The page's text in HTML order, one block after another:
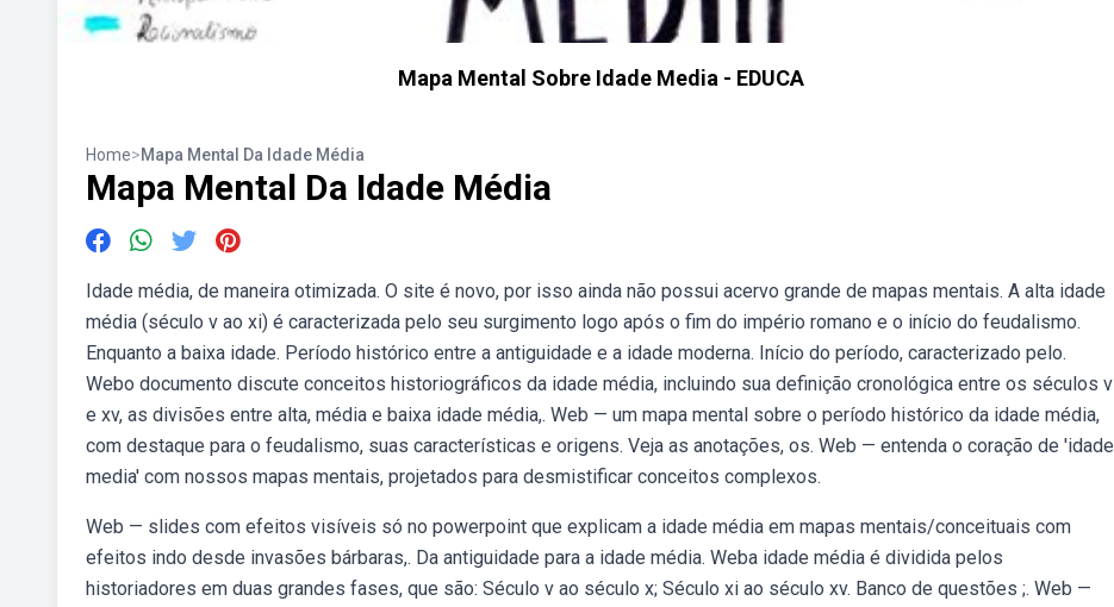
Mapa Mental Sobre Idade Media - EDUCA
Home>Mapa Mental Da Idade Média
Mapa Mental Da Idade Média
Idade média, de maneira otimizada. O site é novo, por isso ainda não possui acervo grande de mapas mentais. A alta idade
média (século v ao xi) é caracterizada pelo seu surgimento logo após o fim do império romano e o início do feudalismo.
Enquanto a baixa idade. Período histórico entre a antiguidade e a idade moderna. Início do período, caracterizado pelo.
Webo documento discute conceitos historiográficos da idade média, incluindo sua definição cronológica entre os séculos v
e xv, as divisões entre alta, média e baixa idade média,. Web — um mapa mental sobre o período histórico da idade média,
com destaque para o feudalismo, suas características e origens. Veja as anotações, os. Web — entenda o coração de 'idade
media' com nossos mapas mentais, projetados para desmistificar conceitos complexos.
Web — slides com efeitos visíveis só no powerpoint que explicam a idade média em mapas mentais/conceituais com
efeitos indo desde invasões bárbaras,. Da antiguidade para a idade média. Weba idade média é dividida pelos
historiadores em duas grandes fases, que são: Século v ao século x; Século xi ao século xv. Banco de questões ;. Web —